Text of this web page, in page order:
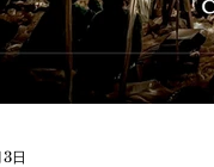
日